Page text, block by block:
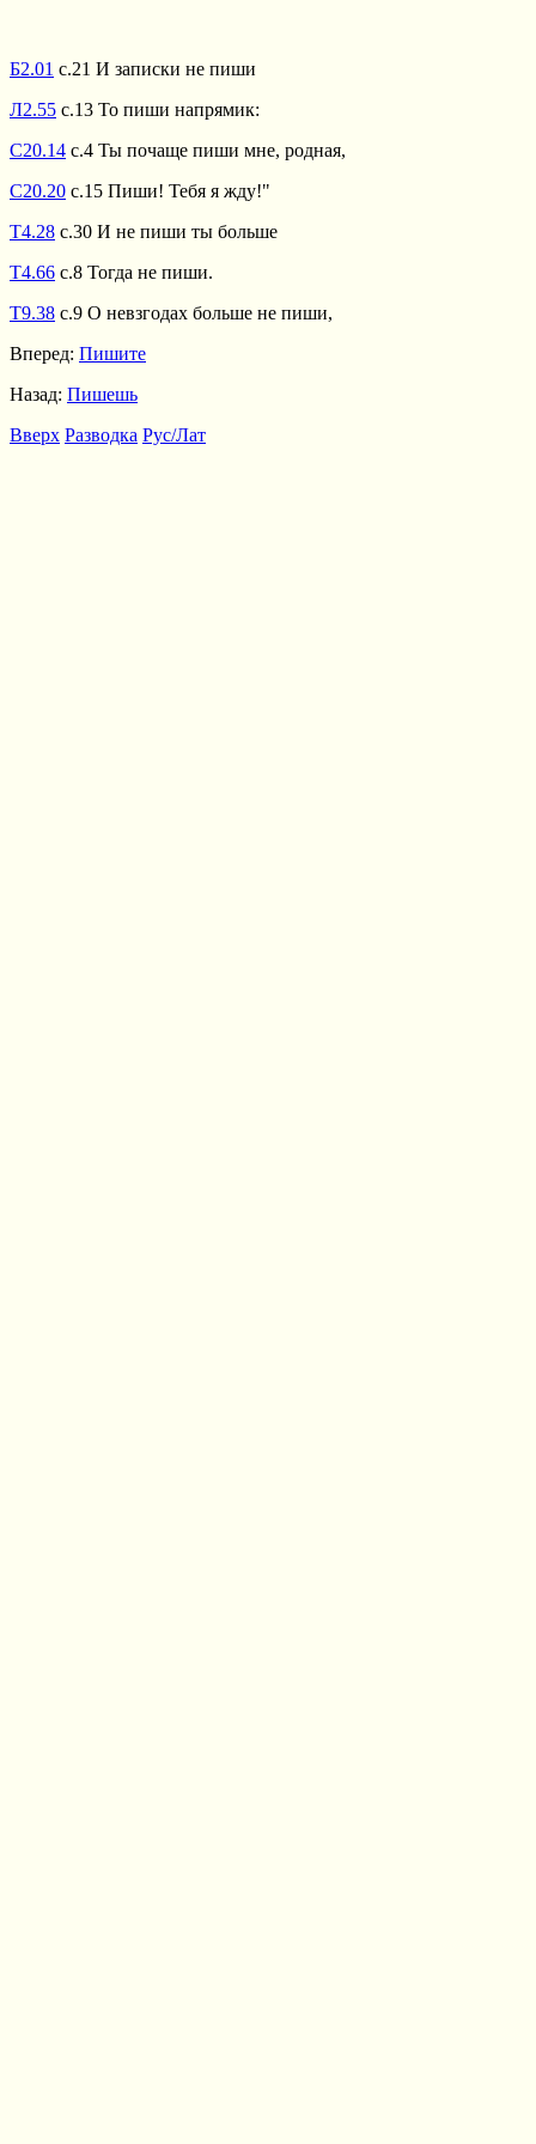
Б2.01 с.21 И записки не пиши
Л2.55 с.13 То пиши напрямик:
С20.14 с.4 Ты почаще пиши мне, родная,
С20.20 с.15 Пиши! Тебя я жду!"
Т4.28 с.30 И не пиши ты больше
Т4.66 с.8 Тогда не пиши.
Т9.38 с.9 О невзгодах больше не пиши,
Вперед: Пишите
Назад: Пишешь
Вверх Разводка Рус/Лат